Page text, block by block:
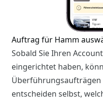
Auftrag für Hamm
Sobald Sie Ihren
eingerichtet haben,
Überführungsaufträgen
entscheiden selbst,